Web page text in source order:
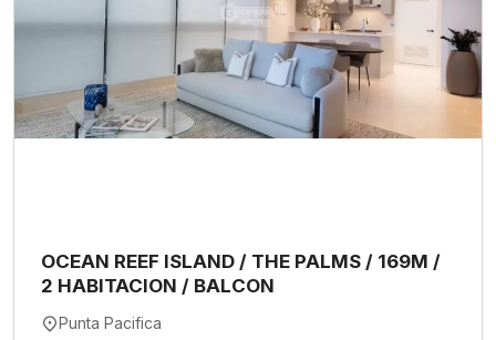
OCEAN REEF ISLAND / THE PALMS / 169M /
2 HABITACION / BALCON
Punta Pacifica